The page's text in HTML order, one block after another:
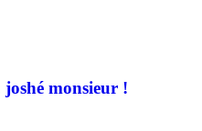
monsieur !